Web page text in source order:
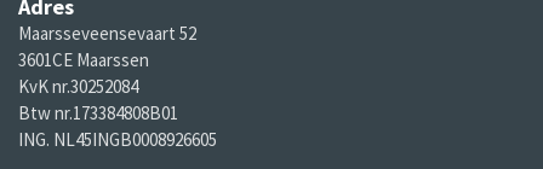
Adres
Maarsseveensevaart 52
3601CE Maarssen
KvK nr.30252084
Btw nr.173384808B01
ING. NL45INGB0008926605